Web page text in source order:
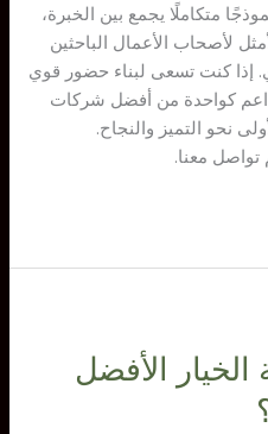
متكاملًا يجمع بين الخبرة،
لأصحاب الأعمال الباحثين
إذا كنت تسعى لبناء حضور قوي
داعم كواحدة من أفضل شركات
نحو التميز والنجاح.
معنا.
الأفضل